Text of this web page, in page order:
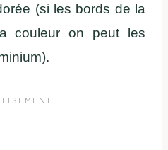
(si les bords de la
couleur on peut les